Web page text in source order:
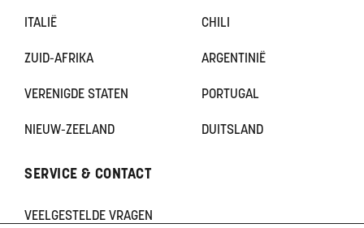
ITALIË CHILI
ZUID-AFRIKA ARGENTINIË
VERENIGDE STATEN PORTUGAL
NIEUW-ZEELAND DUITSLAND
SERVICE & CONTACT
VEELGESTELDE VRAGEN